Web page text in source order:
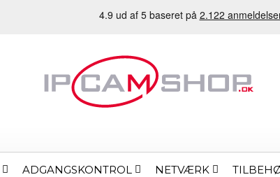
ADGANGSKONTROL NETVÆRK